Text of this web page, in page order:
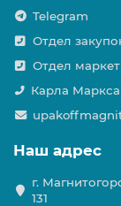
Telegram
Отдел
Отдел
Карла Маркса
Наш адрес
г.
131